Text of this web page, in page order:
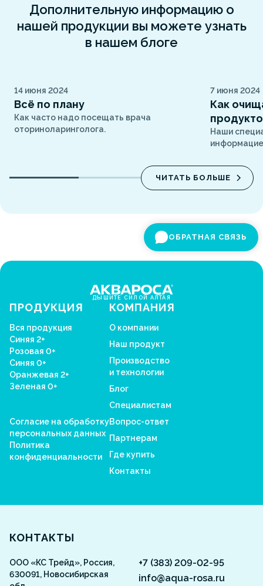
Дополнительную информацию о
нашей продукции вы можете узнать
в нашем блоге
14 июня 2024
Всё по плану
Как часто надо посещать врача
оториноларинголога.
7 июня 2024
Как
Наши
ЧИТАТЬ БОЛЬШЕ
ОБРАТНАЯ СВЯЗЬ
ДЫШИТЕ СИЛОЙ АЛТАЯ
ПРОДУКЦИЯ
Вся продукция
Синяя 2+
Розовая 0+
Синяя 0+
Оранжевая 2+
Зеленая 0+
Согласие на обработку
персональных данных
Политика
конфиденциальности
КОМПАНИЯ
О компании
Наш продукт
Производство
и технологии
Блог
Специалистам
Вопрос-ответ
Партнерам
Где купить
Контакты
Aquarosa
КОНТАКТЫ
ООО «КС Трейд», Россия,
630091, Новосибирская
+7 (383) 209-02-95
info@aqua-rosa.ru